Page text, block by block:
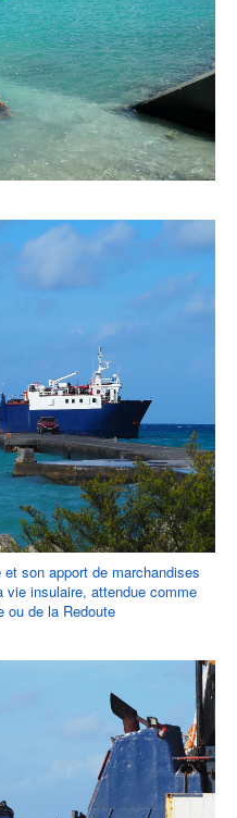
son apport de marchandises
vie insulaire, attendue comme
ou de la Redoute